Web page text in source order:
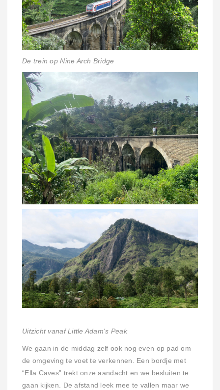
De trein op Nine Arch Bridge
Uitzicht vanaf Little Adam's Peak
We gaan in de middag zelf ook nog even op pad om
de omgeving te voet te verkennen. Een bordje met
“Ella Caves” trekt onze aandacht en we besluiten te
gaan kijken. De afstand leek mee te vallen maar we